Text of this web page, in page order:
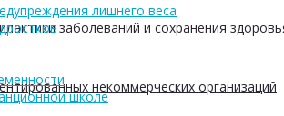
заболеваний и сохранения
некоммерческих организаций
лишнего веса
школе